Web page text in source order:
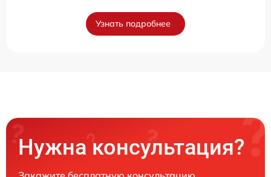
Узнать подробнее
Нужна консультация?